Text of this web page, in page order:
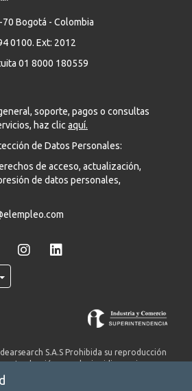
Bogotá - Colombia
0100. Ext: 2012
01 8000 180559
soporte, pagos o consultas
haz clicaquí.
de Datos Personales:
de acceso, actualización,
de datos personales,
S.A.S Prohibida su reproducción
traducción a cualquier idioma sin
titular. elempleo.com es un producto de
8300651578.